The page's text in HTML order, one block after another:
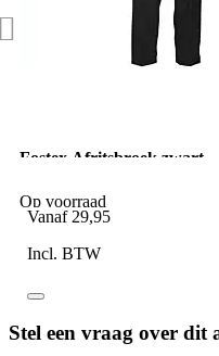
Fostex Afritsbroek zwart
Op voorraad
Vanaf 29,95
Incl. BTW
Stel een vraag over dit